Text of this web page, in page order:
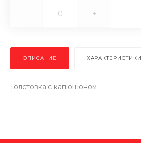
- +
ОПИСАНИЕ ХАРАКТЕРИСТИКИ
Толстовка с капюшоном